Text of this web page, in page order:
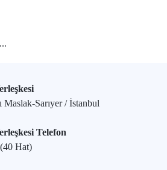
...
Maslak-Sarıyer / İstanbul
Telefon
Hat)